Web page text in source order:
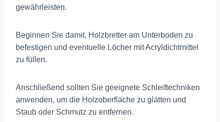
gewährleisten.
Beginnen Sie damit, Holzbretter am Unterboden zu
befestigen und eventuelle Löcher mit Acryldichtmittel
zu füllen.
Anschließend sollten Sie geeignete Schleiftechniken
anwenden, um die Holzoberfläche zu glätten und
Staub oder Schmutz zu entfernen.